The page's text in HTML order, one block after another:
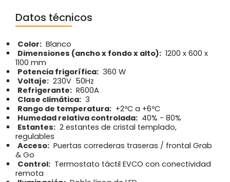
Datos técnicos
Color: Blanco
Dimensiones (ancho x fondo x alto): 1200 x 600 x
1100 mm
Potencia frigorífica: 360 W
Voltaje: 230V  50Hz
Refrigerante: R600A
Clase climática: 3
Rango de temperatura: +2ºC a +6ºC
Humedad relativa controlada: 40% - 80%
Estantes: 2 estantes de cristal templado,
regulables
Acceso: Puertas correderas traseras / frontal Grab
& Go
Control: Termostato táctil EVCO con conectividad
remota